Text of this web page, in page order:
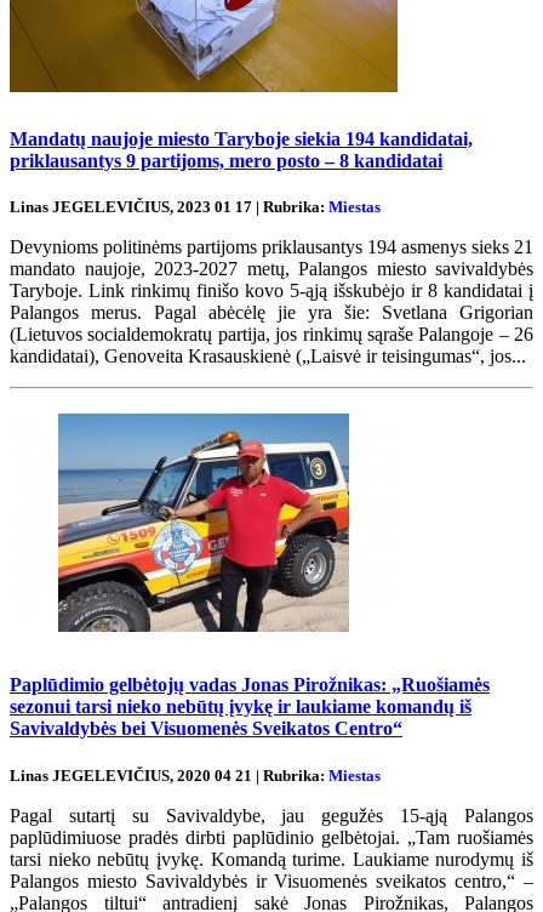
Mandatų naujoje miesto Taryboje siekia 194 kandidatai,
priklausantys 9 partijoms, mero posto – 8 kandidatai
Linas JEGELEVIČIUS, 2023 01 17 | Rubrika: Miestas
Devynioms politinėms partijoms priklausantys 194 asmenys sieks 21
mandato naujoje, 2023-2027 metų, Palangos miesto savivaldybės
Taryboje. Link rinkimų finišo kovo 5-ąją išskubėjo ir 8 kandidatai į
Palangos merus. Pagal abėcėlę jie yra šie: Svetlana Grigorian
(Lietuvos socialdemokratų partija, jos rinkimų sąraše Palangoje – 26
kandidatai), Genoveita Krasauskienė („Laisvė ir teisingumas“, jos...
Paplūdimio gelbėtojų vadas Jonas Pirožnikas: „Ruošiamės
sezonui tarsi nieko nebūtų įvykę ir laukiame komandų iš
Savivaldybės bei Visuomenės Sveikatos Centro“
Linas JEGELEVIČIUS, 2020 04 21 | Rubrika: Miestas
Pagal sutartį su Savivaldybe, jau gegužės 15-ąją Palangos
paplūdimiuose pradės dirbti paplūdinio gelbėtojai. „Tam ruošiamės
tarsi nieko nebūtų įvykę. Komandą turime. Laukiame nurodymų iš
Palangos miesto Savivaldybės ir Visuomenės sveikatos centro,“ –
„Palangos tiltui“ antradienį sakė Jonas Pirožnikas, Palangos